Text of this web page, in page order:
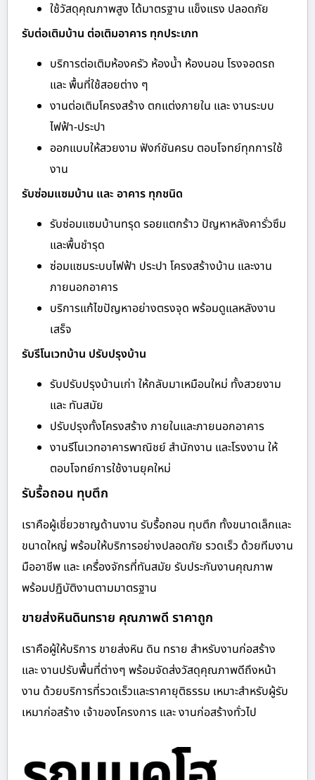
ใช้วัสดุคุณภาพสูง ได้มาตรฐาน แข็งแรง ปลอดภัย
รับต่อเติมบ้าน ต่อเติมอาคาร ทุกประเภท
บริการต่อเติมห้องครัว ห้องน้ำ ห้องนอน โรงจอดรถ
และ พื้นที่ใช้สอยต่าง ๆ
งานต่อเติมโครงสร้าง ตกแต่งภายใน และ งานระบบ
ไฟฟ้า-ประปา
ออกแบบให้สวยงาม ฟังก์ชันครบ ตอบโจทย์ทุกการใช้
งาน
รับซ่อมแซมบ้าน และ อาคาร ทุกชนิด
รับซ่อมแซมบ้านทรุด รอยแตกร้าว ปัญหาหลังคารั่วซึม
และพื้นชำรุด
ซ่อมแซมระบบไฟฟ้า ประปา โครงสร้างบ้าน และงาน
ภายนอกอาคาร
บริการแก้ไขปัญหาอย่างตรงจุด พร้อมดูแลหลังงาน
เสร็จ
รับรีโนเวทบ้าน ปรับปรุงบ้าน
รับปรับปรุงบ้านเก่า ให้กลับมาเหมือนใหม่ ทั้งสวยงาม
และ ทันสมัย
ปรับปรุงทั้งโครงสร้าง ภายในและภายนอกอาคาร
งานรีโนเวทอาคารพาณิชย์ สำนักงาน และโรงงาน ให้
ตอบโจทย์การใช้งานยุคใหม่
รับรื้อถอน ทุบตึก
เราคือผู้เชี่ยวชาญด้านงาน รับรื้อถอน ทุบตึก ทั้งขนาดเล็กและ
ขนาดใหญ่ พร้อมให้บริการอย่างปลอดภัย รวดเร็ว ด้วยทีมงาน
มืออาชีพ และ เครื่องจักรที่ทันสมัย รับประกันงานคุณภาพ
พร้อมปฏิบัติงานตามมาตรฐาน
ขายส่งหินดินทราย คุณภาพดี ราคาถูก
เราคือผู้ให้บริการ ขายส่งหิน ดิน ทราย สำหรับงานก่อสร้าง
และ งานปรับพื้นที่ต่างๆ พร้อมจัดส่งวัสดุคุณภาพดีถึงหน้า
งาน ด้วยบริการที่รวดเร็วและราคายุติธรรม เหมาะสำหรับผู้รับ
เหมาก่อสร้าง เจ้าของโครงการ และ งานก่อสร้างทั่วไป